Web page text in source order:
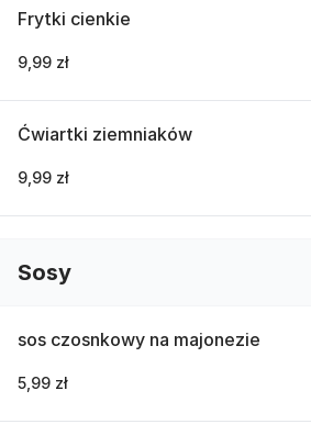
Frytki cienkie
9,99 zł
Ćwiartki ziemniaków
9,99 zł
Sosy
sos czosnkowy na majonezie
5,99 zł